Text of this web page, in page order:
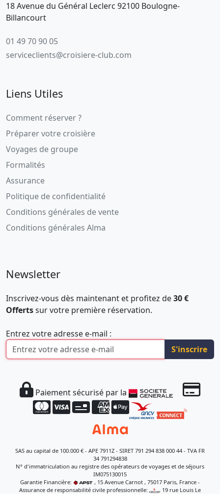
18 Avenue du Général Leclerc 92100 Boulogne-
Billancourt
01 49 70 90 05
serviceclients@croisiere-club.com
Liens Utiles
Comment réserver ?
Préparer votre croisière
Voyages de groupe
Formalités
Assurance
Politique de confidentialité
Conditions générales de vente
Conditions générales Alma
Newsletter
Inscrivez-vous dès maintenant et profitez de30 €
Offertssur votre première réservation.
Entrez votre adresse e-mail :
S'inscrire
Paiement sécurisé par la
SAS au capital de 100.000 € - APE 7911Z - SIRET 791 294 838 000 44 - TVA FR
34 791294838
N° d'immatriculation au registre des opérateurs de voyages et de séjours
IM075130015
Garantie Financière:
, 15 Avenue Carnot , 75017 Paris, France -
Assurance de responsabilité civile professionnelle:
, 19 rue Louis Le